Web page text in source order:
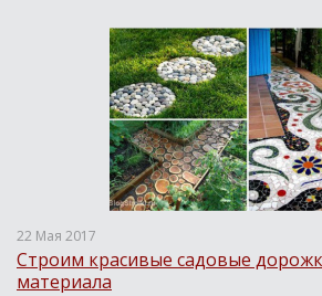
22 Мая 2017
Строим красивые садовые
материала